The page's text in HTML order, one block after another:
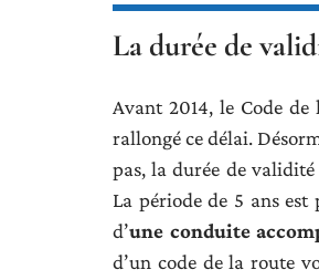
La durée de
Avant 2014, le Code
rallongé ce délai.
pas, la durée de validité
La période de 5 ans est
d’une conduite
d’un code de la route